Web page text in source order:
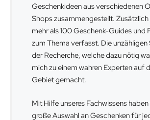
Geschenkideen aus verschiedenen
Shops zusammengestellt.
mehr als 100 Geschenk-Guides und
zum Thema verfasst. Die unzähligen
der Recherche, welche dazu nötig
mich zu einem wahren Experten auf
Gebiet gemacht.
Mit Hilfe unseres Fachwissens
große Auswahl an Geschenken für